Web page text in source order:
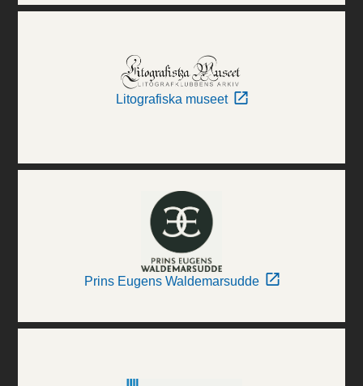
Litografiska museet
Prins Eugens Waldemarsudde